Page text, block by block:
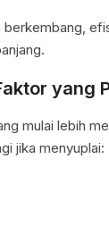
berkembang,
yang
mulai lebih
jika menyuplai: